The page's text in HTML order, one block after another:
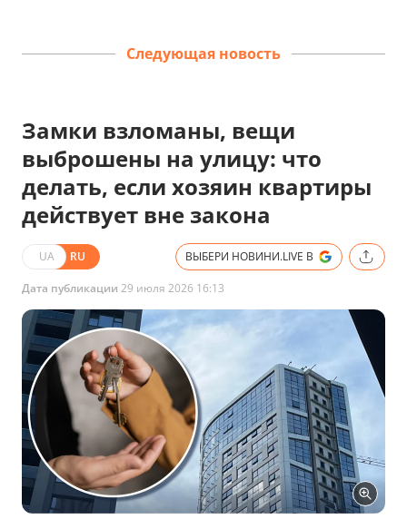
Следующая новость
Замки взломаны, вещи
выброшены на улицу: что
делать, если хозяин квартиры
действует вне закона
UA RU ВЫБЕРИ НОВИНИ.LIVE В
Дата публикации 29 июля 2026 16:13